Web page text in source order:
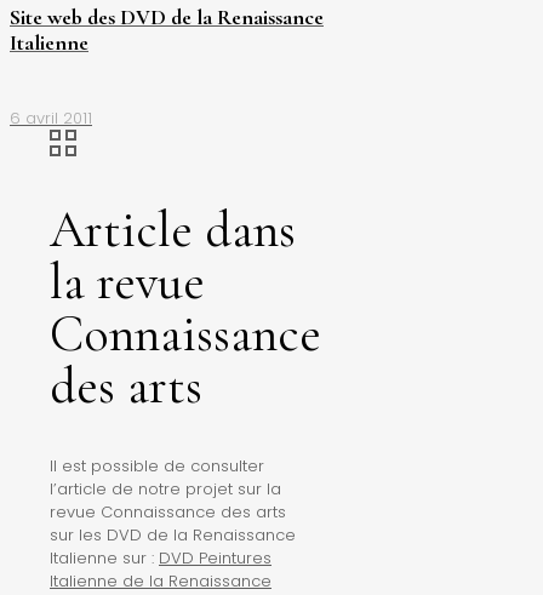
Site web des DVD de la Renaissance
Italienne
6 avril 2011
Article dans
la revue
Connaissance
des arts
Il est possible de consulter
l’article de notre projet sur la
revue Connaissance des arts
sur les DVD de la Renaissance
Italienne sur : DVD Peintures
Italienne de la Renaissance